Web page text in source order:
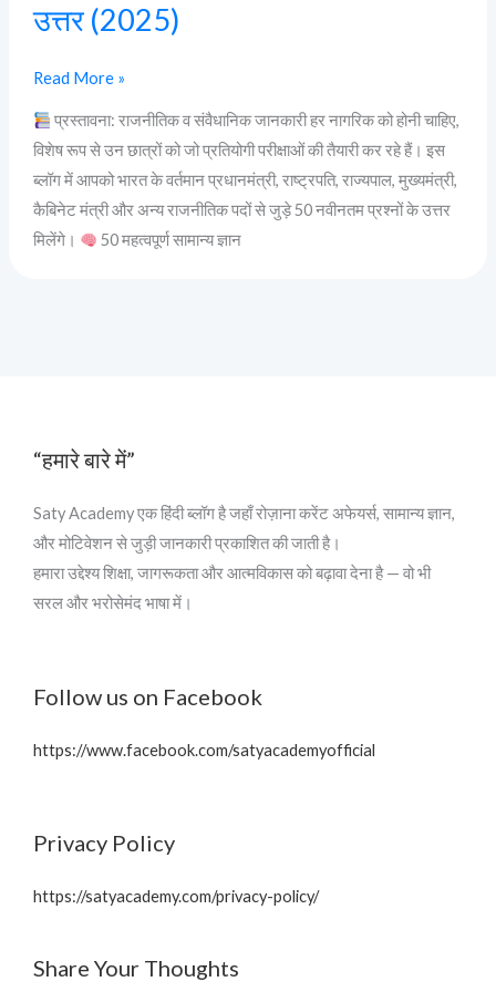
उत्तर (2025)
प्रश्न-
(2025)
Read More »
प्रस्तावना: राजनीतिक व संवैधानिक जानकारी हर नागरिक को होनी चाहिए,
विशेष रूप से उन छात्रों को जो प्रतियोगी परीक्षाओं की तैयारी कर रहे हैं। इस
ब्लॉग में आपको भारत के वर्तमान प्रधानमंत्री, राष्ट्रपति, राज्यपाल, मुख्यमंत्री,
कैबिनेट मंत्री और अन्य राजनीतिक पदों से जुड़े 50 नवीनतम प्रश्नों के उत्तर
मिलेंगे।
50 महत्वपूर्ण सामान्य ज्ञान
“हमारे बारे में”
Saty Academy एक हिंदी ब्लॉग है जहाँ रोज़ाना करेंट अफेयर्स, सामान्य ज्ञान,
और मोटिवेशन से जुड़ी जानकारी प्रकाशित की जाती है।
हमारा उद्देश्य शिक्षा, जागरूकता और आत्मविकास को बढ़ावा देना है — वो भी
सरल और भरोसेमंद भाषा में।
Follow us on Facebook
https://www.facebook.com/satyacademyofficial
Privacy Policy
https://satyacademy.com/privacy-policy/
Share Your Thoughts